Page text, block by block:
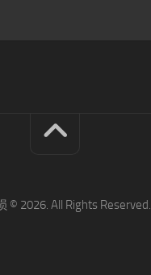
© 2026. All Rights Reserved.